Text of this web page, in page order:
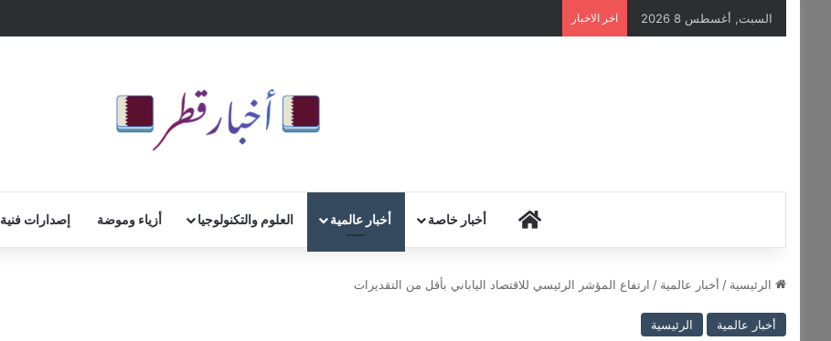
السبت, أغسطس 8 2026 اخر الاخبار
HOMEأخبار خاصة أخبار عالمية العلوم والتكنولوجيا أزياء وموضة إصدارات فنية
الرئيسية / أخبار عالمية / ارتفاع المؤشر الرئيسي للاقتصاد الياباني بأقل من التقديرات
أخبار عالمية الرئيسية